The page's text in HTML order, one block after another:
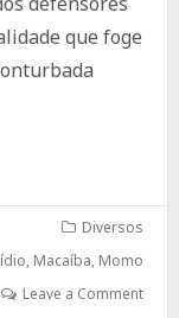
que foge
Diversos
, Macaíba, Momo
Leave a Comment